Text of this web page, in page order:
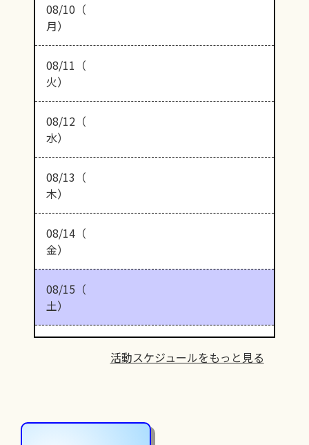
08/10（
月）
08/11（
火）
08/12（
水）
08/13（
木）
08/14（
金）
08/15（
土）
活動スケジュールをもっと見る